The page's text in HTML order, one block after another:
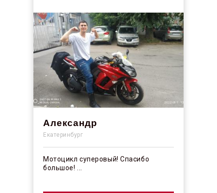
Александр
Екатеринбург
Мотоцикл суперовый! Спасибо
большое! ...